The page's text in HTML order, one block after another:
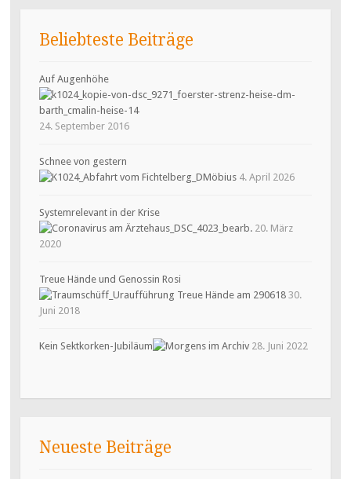
Beliebteste Beiträge
Auf Augenhöhe
24. September 2016
Schnee von gestern
4. April 2026
Systemrelevant in der Krise
20. März
2020
Treue Hände und Genossin Rosi
30.
Juni 2018
Kein Sektkorken-Jubiläum 28. Juni 2022
Neueste Beiträge